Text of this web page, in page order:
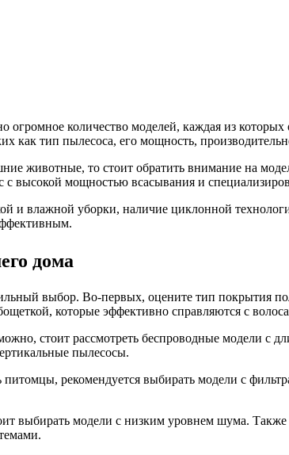
огромное количество моделей, каждая из
как тип пылесоса, его мощность,
животные, то стоит обратить внимание на
высокой мощностью всасывания и
и влажной уборки, наличие циклонной
дома
выбор. Во-первых, оцените тип покрытия
которые эффективно справляются с
стоит рассмотреть беспроводные модели с
пылесосы.
рекомендуется выбирать модели с
выбирать модели с низким уровнем шума.